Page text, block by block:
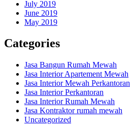
July 2019
June 2019
May 2019
Categories
Jasa Bangun Rumah Mewah
Jasa Interior Apartement Mewah
Jasa Interior Mewah Perkantoran
Jasa Interior Perkantoran
Jasa Interior Rumah Mewah
Jasa Kontraktor rumah mewah
Uncategorized